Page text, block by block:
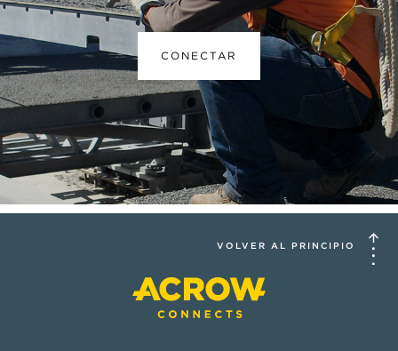
CONECTAR
VOLVER AL PRINCIPIO